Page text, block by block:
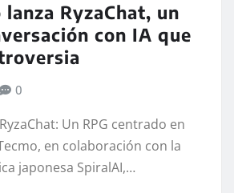
lanza RyzaChat, un
con IA que
0
Un RPG centrado en
en colaboración con la
japonesa SpiralAI,…